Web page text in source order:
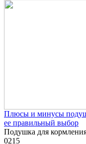
Плюсы и минусы
ее правильный выбор
Подушка для
0215